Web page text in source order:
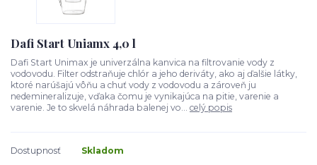
Dafi Start Uniamx 4,0 l
Dafi Start Unimax je univerzálna kanvica na filtrovanie vody z
vodovodu. Filter odstraňuje chlór a jeho deriváty, ako aj ďalšie látky,
ktoré narúšajú vôňu a chuť vody z vodovodu a zároveň ju
nedemineralizuje, vďaka čomu je vynikajúca na pitie, varenie a
varenie. Je to skvelá náhrada balenej vo... celý popis
Dostupnosť
Skladom